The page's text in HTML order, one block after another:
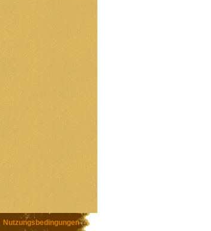
Nutzungsbedingungen